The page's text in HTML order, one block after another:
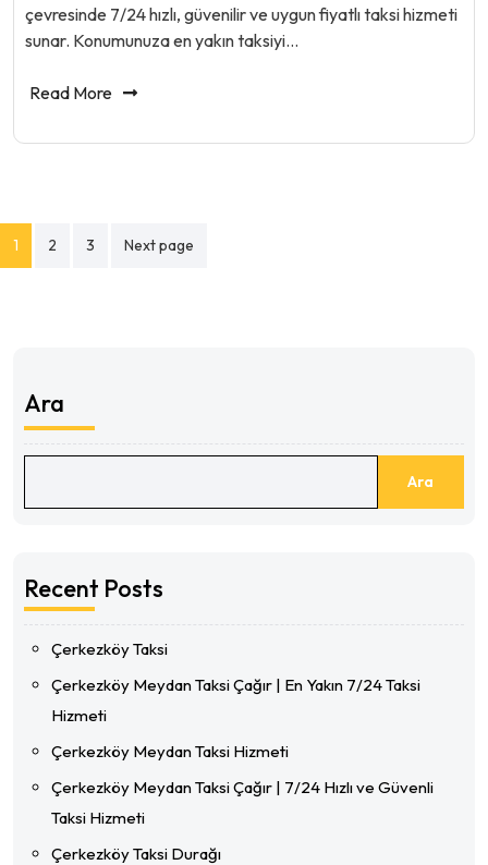
çevresinde 7/24 hızlı, güvenilir ve uygun fiyatlı taksi hizmeti
sunar. Konumunuza en yakın taksiyi…
Read More
Yazı
sayfalaması
1 2 3 Next page
Ara
Ara
Recent Posts
Çerkezköy Taksi
Çerkezköy Meydan Taksi Çağır | En Yakın 7/24 Taksi
Hizmeti
Çerkezköy Meydan Taksi Hizmeti
Çerkezköy Meydan Taksi Çağır | 7/24 Hızlı ve Güvenli
Taksi Hizmeti
Çerkezköy Taksi Durağı